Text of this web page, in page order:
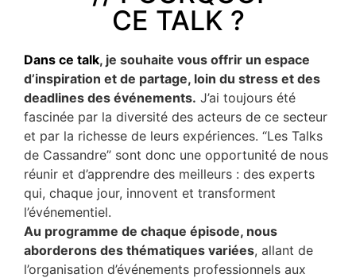
CE TALK ?
Dans ce talk, je souhaite vous offrir un espace
d’inspiration et de partage, loin du stress et des
deadlines des événements. J’ai toujours été
fascinée par la diversité des acteurs de ce secteur
et par la richesse de leurs expériences. “Les Talks
de Cassandre” sont donc une opportunité de nous
réunir et d’apprendre des meilleurs : des experts
qui, chaque jour, innovent et transforment
l’événementiel.
Au programme de chaque épisode, nous
aborderons des thématiques variées, allant de
l’organisation d’événements professionnels aux